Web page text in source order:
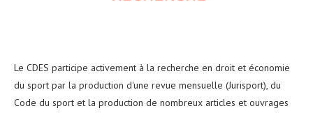
Le CDES participe activement à la recherche en droit et économie
du sport par la production d'une revue mensuelle (Jurisport), du
Code du sport et la production de nombreux articles et ouvrages